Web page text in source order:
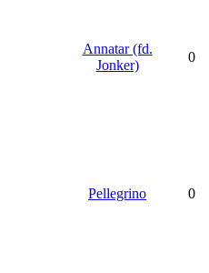
Annatar (fd.
Jonker)
0
Pellegrino 0